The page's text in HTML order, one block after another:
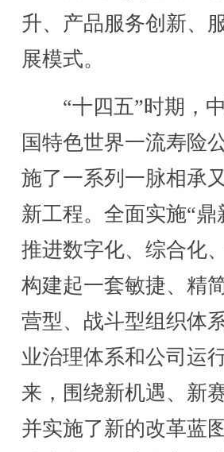
升、产品服务创新、
展模式。
“十四五”时期，中
国特色世界一流寿险
施了一系列一脉相承
新工程。全面实施“
推进数字化、综合化
构建起一套敏捷、精
营型、战斗型组织体
业治理体系和公司运
来，围绕新机遇、新
并实施了新的改革蓝